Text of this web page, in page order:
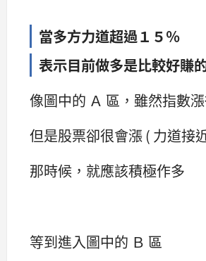
當多方力道超過１５％
表示目前做多是比較好賺
像圖中的 Ａ 區，雖然指數
但是股票卻很會漲 ( 力道接
那時候，就應該積極作多
等到進入圖中的 Ｂ 區